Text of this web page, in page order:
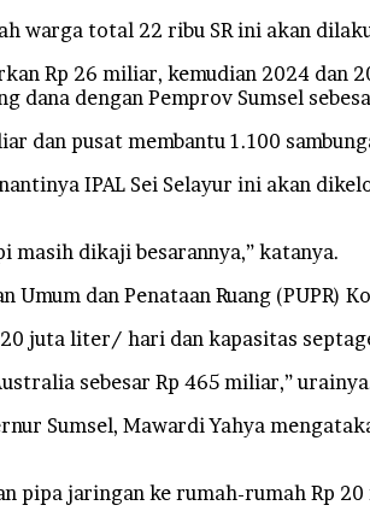
warga total 22 ribu SR ini akan
Rp 26 miliar, kemudian 2024 dan
dana dengan Pemprov Sumsel
dan pusat membantu 1.100
IPAL Sei Selayur ini akan
masih dikaji besarannya,” katanya.
dan Penataan Ruang (PUPR)
juta liter/ hari dan kapasitas
sebesar Rp 465 miliar,”
Sumsel, Mawardi Yahya
pipa jaringan ke rumah-rumah Rp